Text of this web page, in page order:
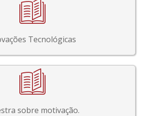
Tecnológicas
sobre motivação.